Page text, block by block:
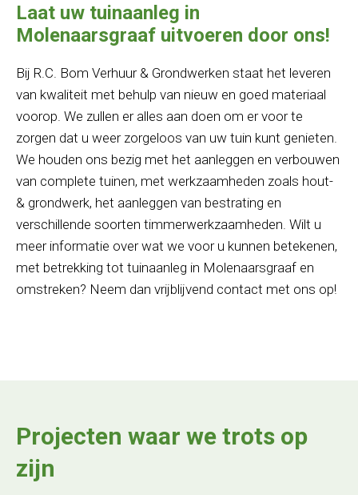
Laat uw tuinaanleg in
Molenaarsgraaf uitvoeren door ons!
Bij R.C. Bom Verhuur & Grondwerken staat het leveren
van kwaliteit met behulp van nieuw en goed materiaal
voorop. We zullen er alles aan doen om er voor te
zorgen dat u weer zorgeloos van uw tuin kunt genieten.
We houden ons bezig met het aanleggen en verbouwen
van complete tuinen, met werkzaamheden zoals hout-
& grondwerk, het aanleggen van bestrating en
verschillende soorten timmerwerkzaamheden. Wilt u
meer informatie over wat we voor u kunnen betekenen,
met betrekking tot tuinaanleg in Molenaarsgraaf en
omstreken? Neem dan vrijblijvend contact met ons op!
Projecten waar we trots op
zijn